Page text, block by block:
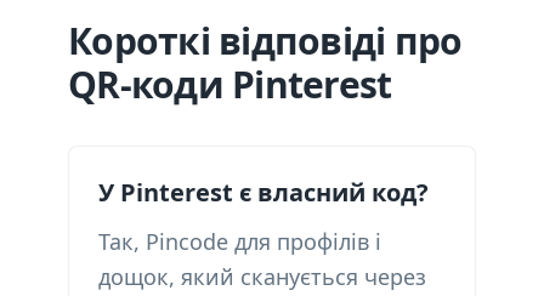
Короткі відповіді про
QR-коди Pinterest
У Pinterest є власний код?
Так, Pincode для профілів і
дощок, який сканується через